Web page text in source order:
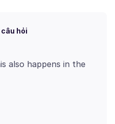
hỏi
also happens in the